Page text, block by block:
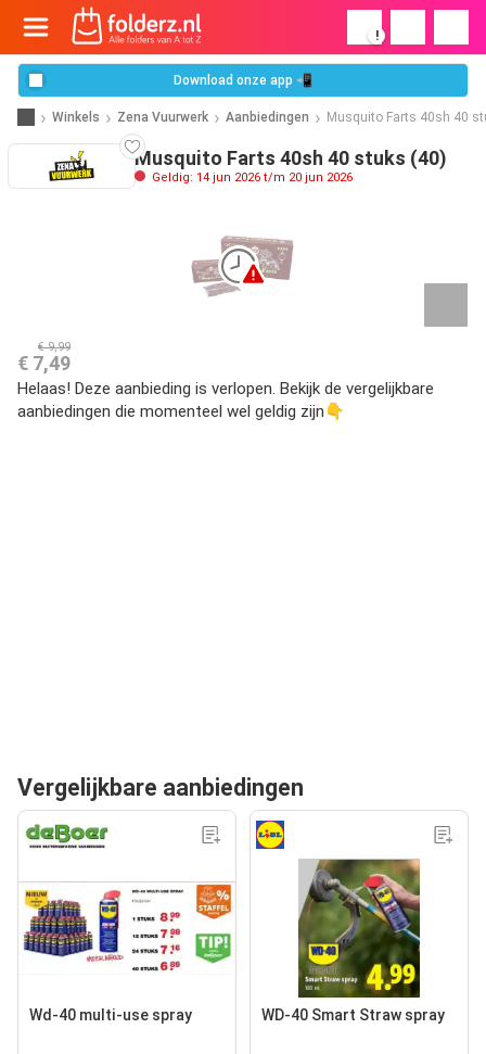
!
Download onze app 📲
Winkels Zena Vuurwerk Aanbiedingen Musquito Farts 40sh 40
Musquito Farts 40sh 40 stuks (40)
Geldig: 14 jun 2026 t/m 20 jun 2026
€ 9,99
€ 7,49
Helaas! Deze aanbieding is verlopen. Bekijk de vergelijkbare
aanbiedingen die momenteel wel geldig zijn👇
Vergelijkbare aanbiedingen
Wd-40 multi-use spray WD-40 Smart Straw spray